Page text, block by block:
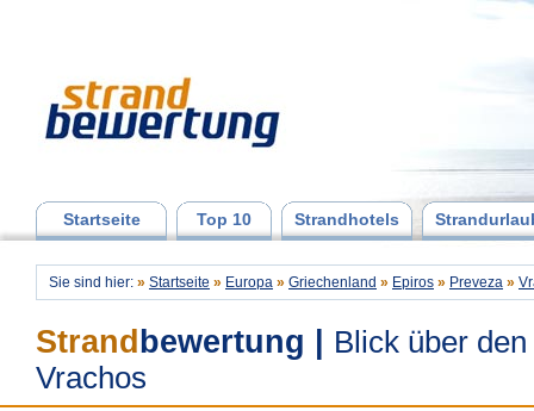
Startseite Top 10 Strandhotels
Sie sind hier: » Startseite » Europa » Griechenland » Epiros » Preveza »
Strand bewertung
Blick über
Vrachos